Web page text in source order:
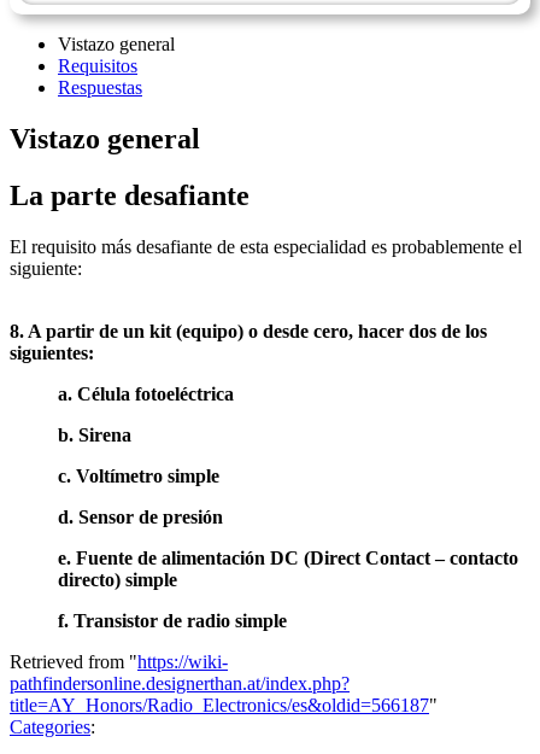
Vistazo general
Requisitos
Respuestas
Vistazo general
La parte desafiante
El requisito más desafiante de esta especialidad es probablemente el
siguiente:
8. A partir de un kit (equipo) o desde cero, hacer dos de los
siguientes:
a. Célula fotoeléctrica
b. Sirena
c. Voltímetro simple
d. Sensor de presión
e. Fuente de alimentación DC (Direct Contact – contacto
directo) simple
f. Transistor de radio simple
Retrieved from "https://wiki-
pathfindersonline.designerthan.at/index.php?
title=AY_Honors/Radio_Electronics/es&oldid=566187"
Categories: